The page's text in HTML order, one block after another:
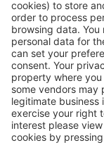
Ubytování
Vyberte si z
apartmánů,
Uživateli
Ubytování v Itálii -